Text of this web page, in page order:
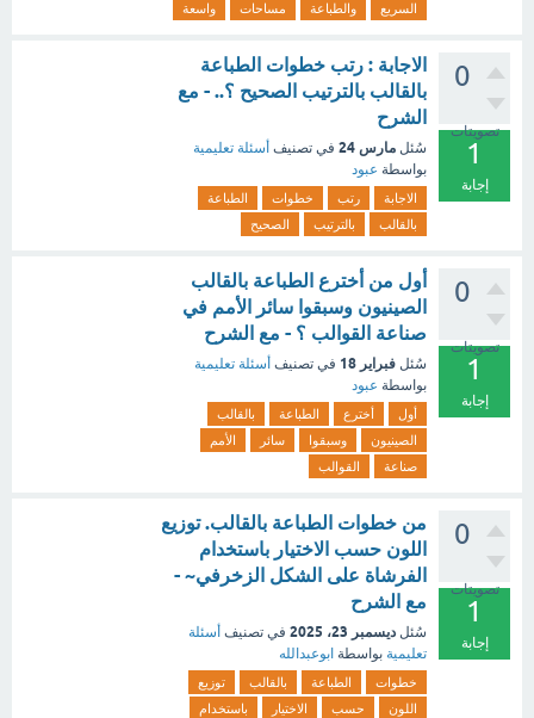
السريع
والطباعة مساحات واسعة
0
تصويتات
1
إجابة
الاجابة : رتب خطوات الطباعة
بالقالب بالترتيب الصحيح ؟.. - مع
الشرح
سُئل مارس 24 في تصنيف أسئلة تعليمية
بواسطة عبود
الاجابة رتب خطوات
الطباعة
بالقالب
بالترتيب الصحيح
0
تصويتات
1
إجابة
أول من أخترع الطباعة بالقالب
الصينيون وسبقوا سائر الأمم في
صناعة القوالب ؟ - مع الشرح
سُئل فبراير 18 في تصنيف أسئلة تعليمية
بواسطة عبود
أول أخترع الطباعة
بالقالب
الصينيون
وسبقوا سائر
الأمم
صناعة
القوالب
0
تصويتات
1
إجابة
من خطوات الطباعة بالقالب. توزيع
اللون حسب الاختيار باستخدام
الفرشاة على الشكل الزخرفي~ -
مع الشرح
سُئل ديسمبر 23، 2025 في تصنيف أسئلة
تعليمية بواسطة ابوعبدالله
خطوات الطباعة بالقالب
توزيع
اللون
حسب الاختيار
باستخدام